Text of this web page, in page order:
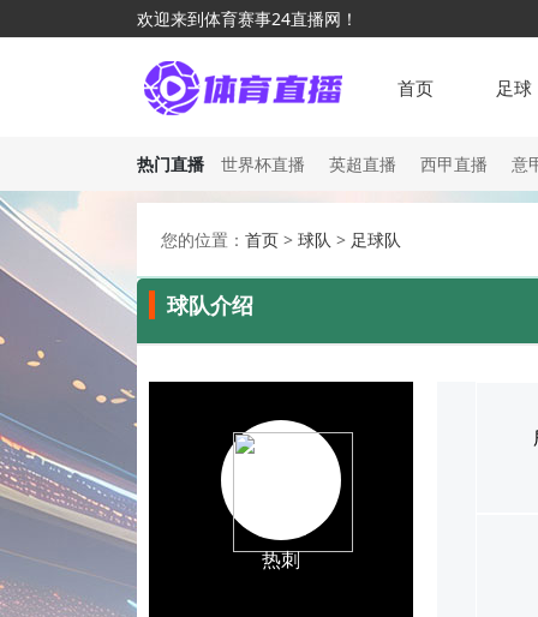
欢迎来到体育赛事24直播网！
首页 足球
热门直播 世界杯直播 英超直播 西甲直播 意
您的位置： 首页 > 球队 > 足球队
球队介绍
热刺